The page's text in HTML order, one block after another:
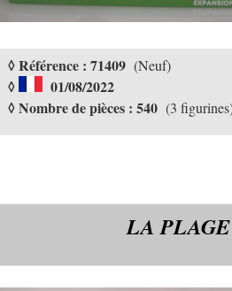
◊ Référence : 71409 (Neuf)
◊
01/08/2022
◊ Nombre de pièces : 540 (3
LA